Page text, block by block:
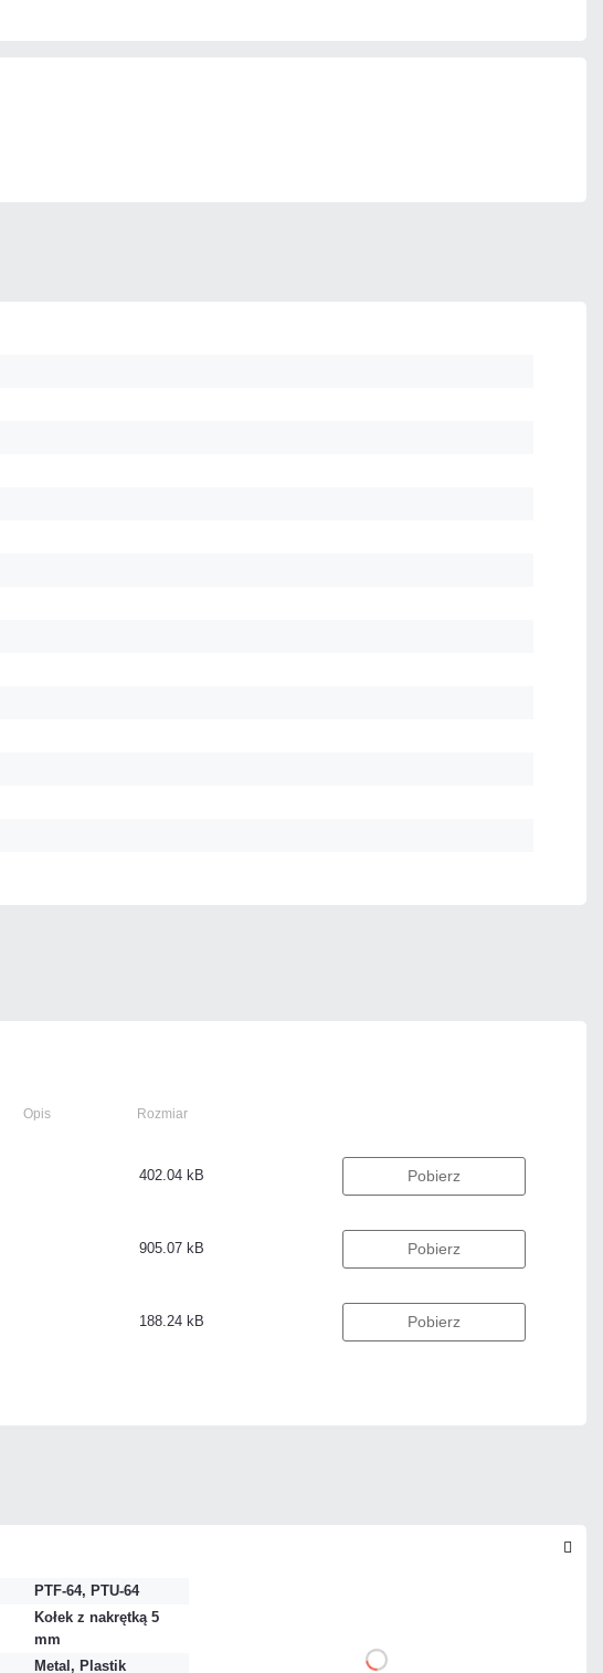
Opis Rozmiar
402.04 kB Pobierz
905.07 kB Pobierz
188.24 kB Pobierz
PTF-64, PTU-64
Kołek z nakrętką 5
mm
Metal, Plastik